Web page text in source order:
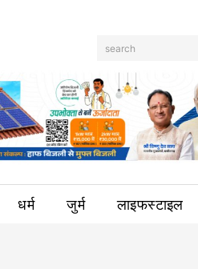
search
धर्म जुर्म लाइफस्टाइल